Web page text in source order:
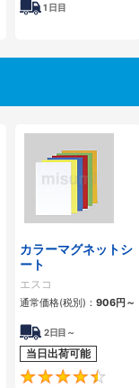
1 日目
4
カラーマグネットシ
ート
エスコ
通常価格(税別)： 906円 ～
2日目～
当日出荷可能